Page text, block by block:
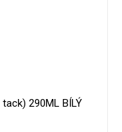
290ML BÍLÝ